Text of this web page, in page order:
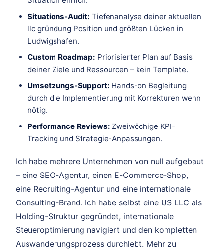
Situations-Audit: Tiefenanalyse deiner aktuellen
llc gründung Position und größten Lücken in
Ludwigshafen.
Custom Roadmap: Priorisierter Plan auf Basis
deiner Ziele und Ressourcen – kein Template.
Umsetzungs-Support: Hands-on Begleitung
durch die Implementierung mit Korrekturen wenn
nötig.
Performance Reviews: Zweiwöchige KPI-
Tracking und Strategie-Anpassungen.
Ich habe mehrere Unternehmen von null aufgebaut
– eine SEO-Agentur, einen E-Commerce-Shop,
eine Recruiting-Agentur und eine internationale
Consulting-Brand. Ich habe selbst eine US LLC als
Holding-Struktur gegründet, internationale
Steueroptimierung navigiert und den kompletten
Auswanderungsprozess durchlebt. Mehr zu